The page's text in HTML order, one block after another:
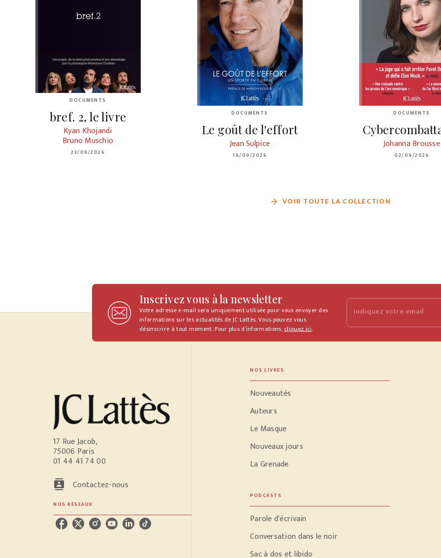
DOCUMENTS
bref. 2, le livre
Kyan Khojandi
Bruno Muschio
23/09/2026
DOCUMENTS
Le goût de l'effort
Jean Sulpice
16/09/2026
DOCUMENTS
Johanna Brousse
02/09/2026
arrow_forward VOIR TOUTE LA COLLECTION
Inscrivez vous à la newsletter
Votre adresse e-mail sera uniquement utilisée pour vous envoyer des
informations sur les actualités de JC Lattès. Vous pouvez vous
désinscrire à tout moment. Pour plus d’informations,cliquez ici.
Indiquez votre email
17 Rue Jacob,
75006 Paris
01 44 41 74 00
contacts Contactez-nous
NOS RÉSEAUX
NOS LIVRES
Nouveautés
Auteurs
Le Masque
Nouveaux jours
La Grenade
PODCASTS
Parole d'écrivain
Conversation dans le noir
Sac à dos et libido